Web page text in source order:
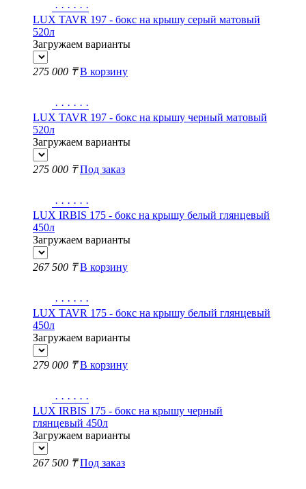
· · · · · ·
LUX TAVR 197 - бокс на крышу серый матовый
520л
Загружаем варианты
275 000 ₸ В корзину
· · · · · ·
LUX TAVR 197 - бокс на крышу черный матовый
520л
Загружаем варианты
275 000 ₸ Под заказ
· · · · · ·
LUX IRBIS 175 - бокс на крышу белый глянцевый
450л
Загружаем варианты
267 500 ₸ В корзину
· · · · · ·
LUX TAVR 175 - бокс на крышу белый глянцевый
450л
Загружаем варианты
279 000 ₸ В корзину
· · · · · ·
LUX IRBIS 175 - бокс на крышу черный
глянцевый 450л
Загружаем варианты
267 500 ₸ Под заказ